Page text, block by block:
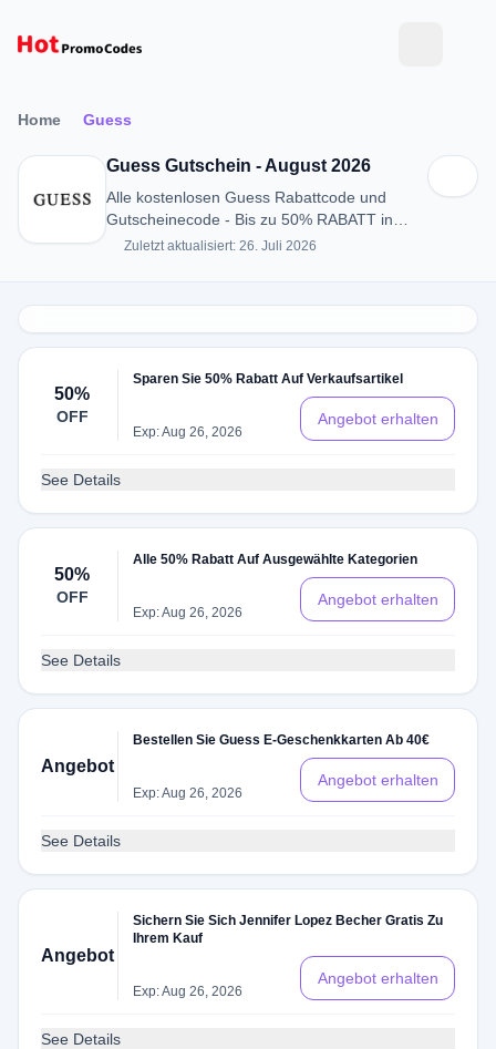
Home Guess
Guess Gutschein - August 2026
Alle kostenlosen Guess Rabattcode und
Gutscheinecode - Bis zu 50% RABATT in
August 2026
Zuletzt aktualisiert: 26. Juli 2026
50%
OFF
Sparen Sie 50% Rabatt Auf Verkaufsartikel
Exp: Aug 26, 2026
Angebot erhalten
See Details
50%
OFF
Alle 50% Rabatt Auf Ausgewählte Kategorien
Exp: Aug 26, 2026
Angebot erhalten
See Details
Angebot
Bestellen Sie Guess E-Geschenkkarten Ab 40€
Exp: Aug 26, 2026
Angebot erhalten
See Details
Angebot
Sichern Sie Sich Jennifer Lopez Becher Gratis Zu
Ihrem Kauf
Exp: Aug 26, 2026
Angebot erhalten
See Details